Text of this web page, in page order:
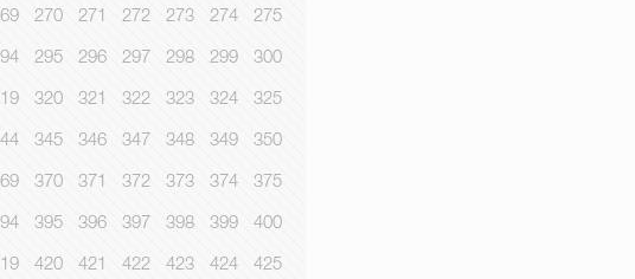
270 271 272 273 274 275
295 296 297 298 299 300
320 321 322 323 324 325
345 346 347 348 349 350
370 371 372 373 374 375
395 396 397 398 399 400
420 421 422 423 424 425